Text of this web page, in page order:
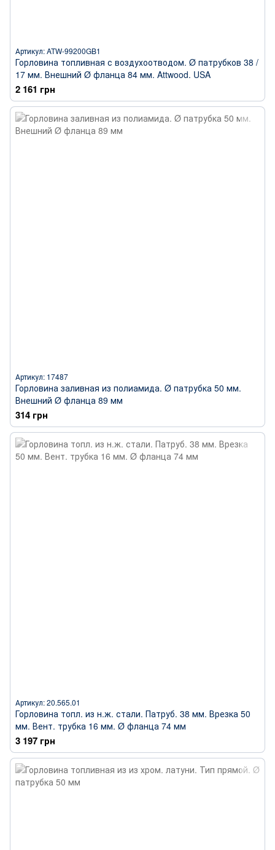
Артикул: ATW-99200GB1
Горловина топливная с воздухоотводом. Ø патрубков 38 /
17 мм. Внешний Ø фланца 84 мм. Attwood. USA
2 161 грн
Артикул: 17487
Горловина заливная из полиамида. Ø патрубка 50 мм.
Внешний Ø фланца 89 мм
314 грн
Артикул: 20.565.01
Горловина топл. из н.ж. стали. Патруб. 38 мм. Врезка 50
мм. Вент. трубка 16 мм. Ø фланца 74 мм
3 197 грн